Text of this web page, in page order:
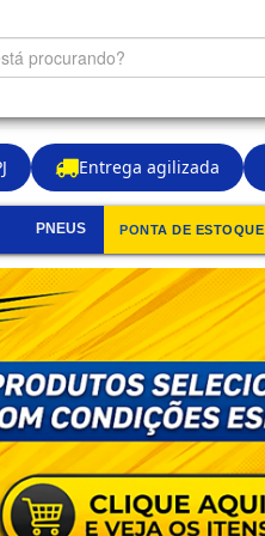
Entrega agilizada
PNEUS PONTA DE ESTOQUE